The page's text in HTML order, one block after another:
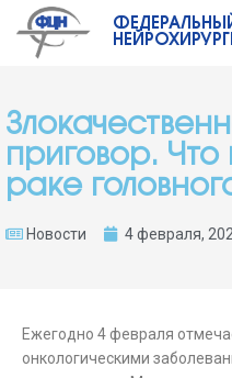
приговор.
раке
Новости 4 февраля,
Ежегодно 4 февраля
онкологическими